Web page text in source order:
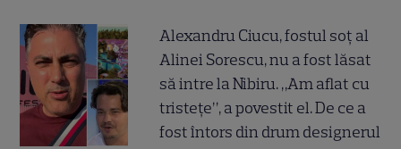
Alexandru Ciucu, fostul soț al
Alinei Sorescu, nu a fost lăsat
să intre la Nibiru. „Am aflat cu
tristețe”, a povestit el. De ce a
fost întors din drum designerul